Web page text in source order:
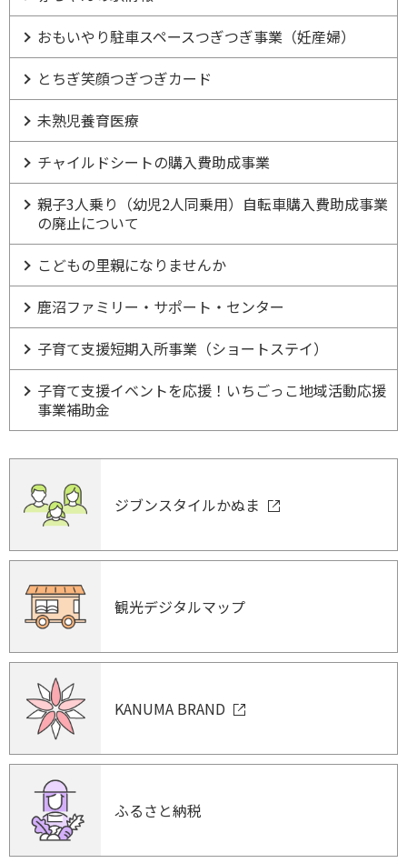
おもいやり駐車スペースつぎつぎ事業（妊産婦）
とちぎ笑顔つぎつぎカード
未熟児養育医療
チャイルドシートの購入費助成事業
親子3人乗り（幼児2人同乗用）自転車購入費助成事業
の廃止について
こどもの里親になりませんか
鹿沼ファミリー・サポート・センター
子育て支援短期入所事業（ショートステイ）
子育て支援イベントを応援！いちごっこ地域活動応援
事業補助金
ジブンスタイルかぬま
観光デジタルマップ
KANUMA BRAND
ふるさと納税